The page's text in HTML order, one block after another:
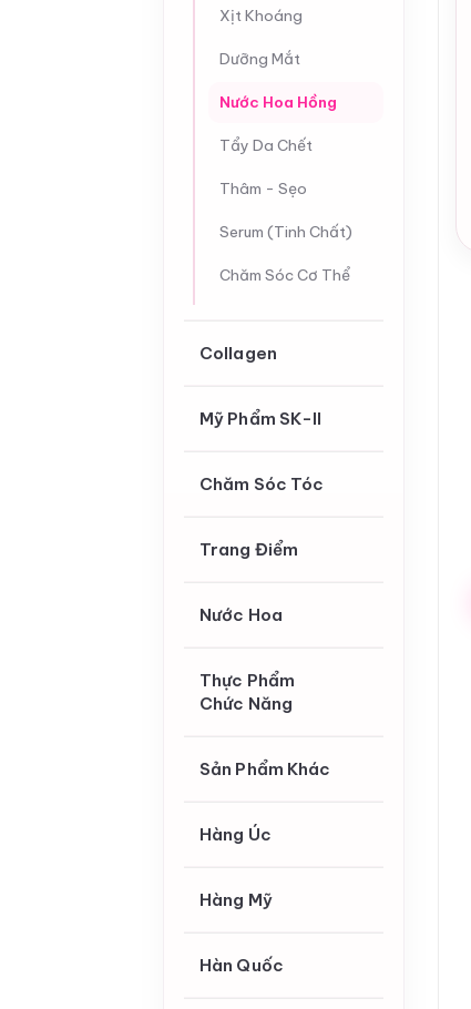
Xịt Khoáng
Dưỡng Mắt
Nước Hoa Hồng
Tẩy Da Chết
Thâm - Sẹo
Serum (Tinh Chất)
Chăm Sóc Cơ Thể
Collagen
Mỹ Phẩm SK-II
Chăm Sóc Tóc
Trang Điểm
Nước Hoa
Thực Phẩm
Chức Năng
Sản Phẩm Khác
Hàng Úc
Hàng Mỹ
Hàn Quốc